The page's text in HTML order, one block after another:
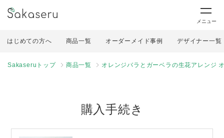
メニュー
はじめての方へ 商品一覧 オーダーメイド事例 デザイナー一覧
Sakaseruトップ 商品一覧 オレンジバラとガーベラの生花アレンジ
購入手続き